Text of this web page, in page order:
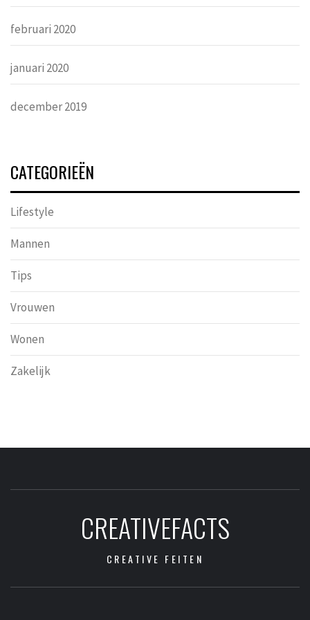
februari 2020
januari 2020
december 2019
CATEGORIEËN
Lifestyle
Mannen
Tips
Vrouwen
Wonen
Zakelijk
CREATIVEFACTS
CREATIVE FEITEN